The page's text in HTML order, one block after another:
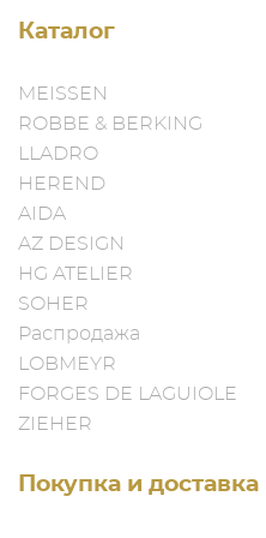
Каталог
MEISSEN
ROBBE & BERKING
LLADRO
HEREND
AIDA
AZ DESIGN
HG ATELIER
SOHER
Распродажа
LOBMEYR
FORGES DE LAGUIOLE
ZIEHER
Покупка и доставка